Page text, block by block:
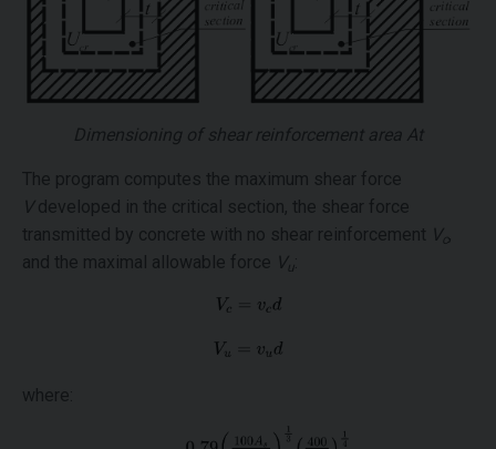
Dimensioning of shear reinforcement area At
The program computes the maximum shear force
Vdeveloped in the critical section, the shear force
transmitted by concrete with no shear reinforcement V ,
and the maximal allowable force Vu
where: